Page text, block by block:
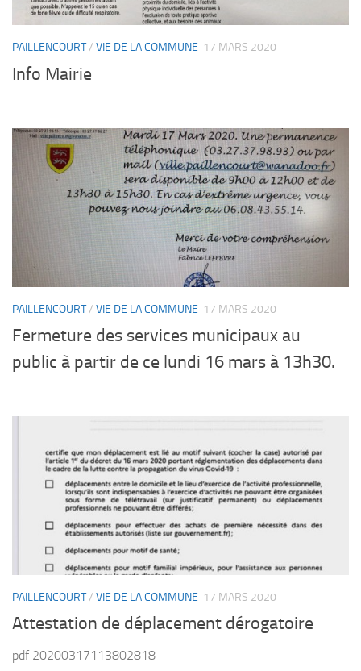
PAILLENCOURT/ VIE DE LA COMMUNE 17 MARS 2020
Info Mairie
PAILLENCOURT/ VIE DE LA COMMUNE 17 MARS 2020
Fermeture des services municipaux au
public à partir de ce lundi 16 mars à 13h30.
PAILLENCOURT/ VIE DE LA COMMUNE 17 MARS 2020
Attestation de déplacement dérogatoire
pdf 20200317113802818